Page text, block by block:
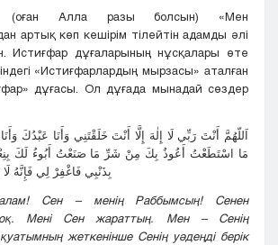
(оған Алла разы болсын) «Мен
артық көп кешірім тілейтін адамды әлі
Истиғфар дұғаларының нұсқалары өте
«Истиғфарлардың мырзасы» аталған
дұғасы. Ол дұғада мынадай сөздер
اَللّهُمَّ أَنْتَ رَبِّي لَا إِلٰهَ إِلَّا أَنْتَ خَلَقْتَنِي وَأَنَا عَبْدُكَ
مَا اسْتَطَعْتُ أَعُوذُ بِكَ مِنْ شَرِّ مَا صَنَعْتُ أَبُوءُ لَكَ
بِذَنْبِي فَاغْفِرْ لِي فَإِنَّهُ
Сен –менің Раббымсың! Сенен
Мені Сен жараттың. Мен –Сенің
жеткенінше Сенің уәдеңді берік